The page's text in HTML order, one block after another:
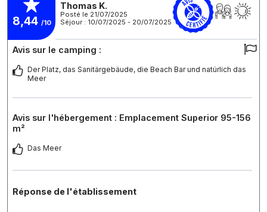
8,44 /10
Thomas K.
Posté le 21/07/2025
Séjour : 10/07/2025 - 20/07/2025
Avis sur le camping :
Der Platz, das Sanitärgebäude, die Beach Bar und natürlich das
Meer
Avis sur l'hébergement : Emplacement Superior 95-156
m²
Das Meer
Réponse de l'établissement